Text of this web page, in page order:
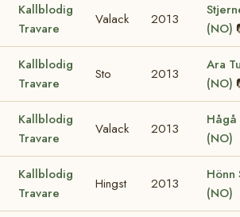
Kallblodig
Travare
Valack 2013
(NO)
Kallblodig
Travare
Sto 2013
Ara
(NO)
Kallblodig
Travare
Valack 2013
(NO)
Kallblodig
Travare
Hingst 2013
Hönn
(NO)